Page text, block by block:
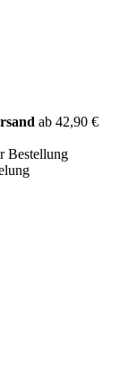
ab 42,90 €
Bestellung